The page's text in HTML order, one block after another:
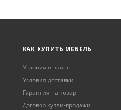
КАК КУПИТЬ МЕБЕЛЬ
Условия оплаты
Условия доставки
Гарантия на товар
Договор купли-продажи